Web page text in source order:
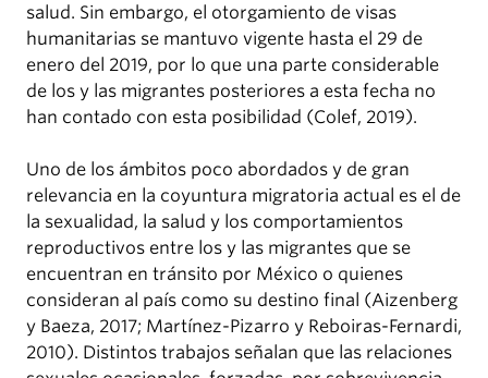
salud. Sin embargo, el otorgamiento de visas
humanitarias se mantuvo vigente hasta el 29 de
enero del 2019, por lo que una parte considerable
de los y las migrantes posteriores a esta fecha no
han contado con esta posibilidad (Colef, 2019).
Uno de los ámbitos poco abordados y de gran
relevancia en la coyuntura migratoria actual es el de
la sexualidad, la salud y los comportamientos
reproductivos entre los y las migrantes que se
encuentran en tránsito por México o quienes
consideran al país como su destino final (Aizenberg
y Baeza, 2017; Martínez-Pizarro y Reboiras-Fernardi,
2010). Distintos trabajos señalan que las relaciones